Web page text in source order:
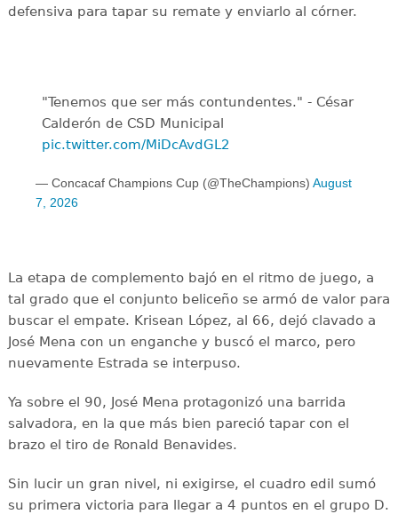
defensiva para tapar su remate y enviarlo al córner.
"Tenemos que ser más contundentes." - César
Calderón de CSD Municipal ️
pic.twitter.com/MiDcAvdGL2
— Concacaf Champions Cup (@TheChampions) August
7, 2026
La etapa de complemento bajó en el ritmo de juego, a
tal grado que el conjunto beliceño se armó de valor para
buscar el empate. Krisean López, al 66, dejó clavado a
José Mena con un enganche y buscó el marco, pero
nuevamente Estrada se interpuso.
Ya sobre el 90, José Mena protagonizó una barrida
salvadora, en la que más bien pareció tapar con el
brazo el tiro de Ronald Benavides.
Sin lucir un gran nivel, ni exigirse, el cuadro edil sumó
su primera victoria para llegar a 4 puntos en el grupo D.